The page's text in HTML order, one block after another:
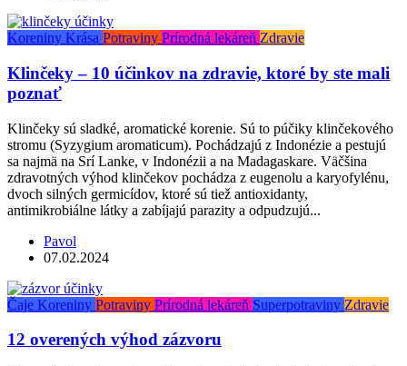
Koreniny Krása Potraviny Prírodná lekáreň Zdravie
Klinčeky – 10 účinkov na zdravie, ktoré by ste mali
poznať
Klinčeky sú sladké, aromatické korenie. Sú to púčiky klinčekového
stromu (Syzygium aromaticum). Pochádzajú z Indonézie a pestujú
sa najmä na Srí Lanke, v Indonézii a na Madagaskare. Väčšina
zdravotných výhod klinčekov pochádza z eugenolu a karyofylénu,
dvoch silných germicídov, ktoré sú tiež antioxidanty,
antimikrobiálne látky a zabíjajú parazity a odpudzujú...
Pavol
07.02.2024
Čaje Koreniny Potraviny Prírodná lekáreň Superpotraviny Zdravie
12 overených výhod zázvoru